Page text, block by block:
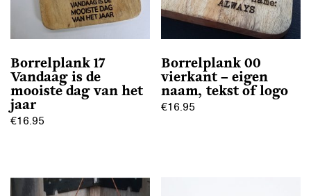
Borrelplank 17
Vandaag is de
mooiste dag van het
jaar
€16.95
Borrelplank 00
vierkant – eigen
naam, tekst of logo
€16.95